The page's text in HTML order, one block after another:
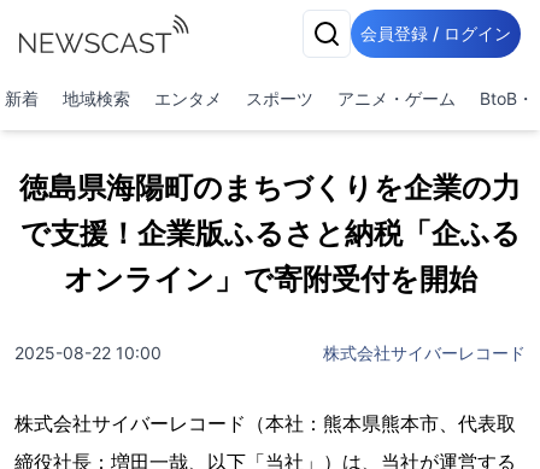
会員登録 / ログイン
新着 地域検索 エンタメ スポーツ アニメ・ゲーム BtoB・
徳島県海陽町のまちづくりを企業の力
で支援！企業版ふるさと納税「企ふる
オンライン」で寄附受付を開始
2025-08-22 10:00 株式会社サイバーレコード
株式会社サイバーレコード（本社：熊本県熊本市、代表取
締役社長：増田一哉、以下「当社」）は、当社が運営する